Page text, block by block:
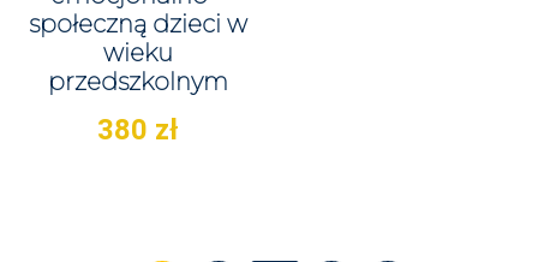
społeczną dzieci w
wieku
przedszkolnym
380 zł